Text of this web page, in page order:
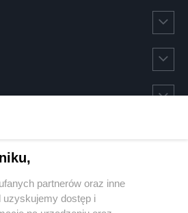
partnerów oraz inne
uzyskujemy dostęp i